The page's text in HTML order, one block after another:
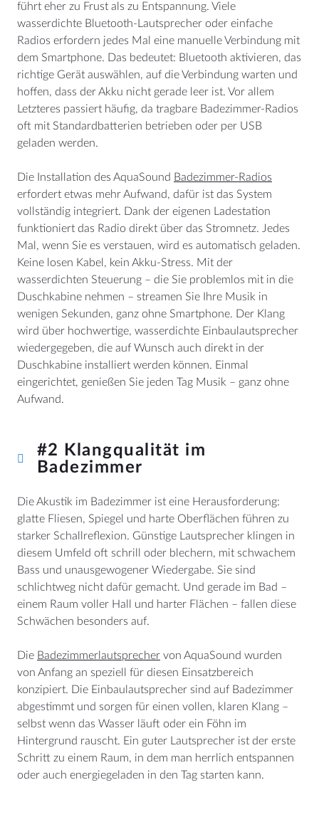
führt eher zu Frust als zu Entspannung. Viele
wasserdichte Bluetooth-Lautsprecher oder einfache
Radios erfordern jedes Mal eine manuelle Verbindung mit
dem Smartphone. Das bedeutet: Bluetooth aktivieren, das
richtige Gerät auswählen, auf die Verbindung warten und
hoffen, dass der Akku nicht gerade leer ist. Vor allem
Letzteres passiert häufig, da tragbare Badezimmer-Radios
oft mit Standardbatterien betrieben oder per USB
geladen werden.
Die Installation des AquaSound Badezimmer-Radios
erfordert etwas mehr Aufwand, dafür ist das System
vollständig integriert. Dank der eigenen Ladestation
funktioniert das Radio direkt über das Stromnetz. Jedes
Mal, wenn Sie es verstauen, wird es automatisch geladen.
Keine losen Kabel, kein Akku-Stress. Mit der
wasserdichten Steuerung – die Sie problemlos mit in die
Duschkabine nehmen – streamen Sie Ihre Musik in
wenigen Sekunden, ganz ohne Smartphone. Der Klang
wird über hochwertige, wasserdichte Einbaulautsprecher
wiedergegeben, die auf Wunsch auch direkt in der
Duschkabine installiert werden können. Einmal
eingerichtet, genießen Sie jeden Tag Musik – ganz ohne
Aufwand.
#2 Klangqualität im
Badezimmer
Die Akustik im Badezimmer ist eine Herausforderung:
glatte Fliesen, Spiegel und harte Oberflächen führen zu
starker Schallreflexion. Günstige Lautsprecher klingen in
diesem Umfeld oft schrill oder blechern, mit schwachem
Bass und unausgewogener Wiedergabe. Sie sind
schlichtweg nicht dafür gemacht. Und gerade im Bad –
einem Raum voller Hall und harter Flächen – fallen diese
Schwächen besonders auf.
Die Badezimmerlautsprecher von AquaSound wurden
von Anfang an speziell für diesen Einsatzbereich
konzipiert. Die Einbaulautsprecher sind auf Badezimmer
abgestimmt und sorgen für einen vollen, klaren Klang –
selbst wenn das Wasser läuft oder ein Föhn im
Hintergrund rauscht. Ein guter Lautsprecher ist der erste
Schritt zu einem Raum, in dem man herrlich entspannen
oder auch energiegeladen in den Tag starten kann.